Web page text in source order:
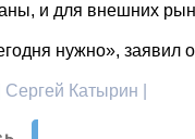
и для внешних
нужно», заявил
Катырин |